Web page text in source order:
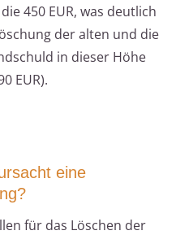
450 EUR, was deutlich
der alten und die
in dieser Höhe
EUR).
eine
für das Löschen der